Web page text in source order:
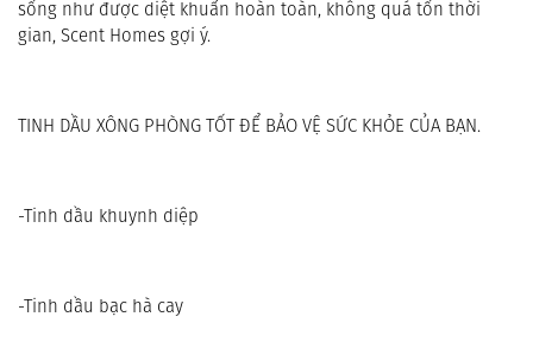
sống như được diệt khuẩn hoàn toàn, không quá tốn thời
gian, Scent Homes gợi ý.
TINH DẦU XÔNG PHÒNG TỐT ĐỂ BẢO VỆ SỨC KHỎE CỦA BẠN.
-Tinh dầu khuynh diệp
-Tinh dầu bạc hà cay